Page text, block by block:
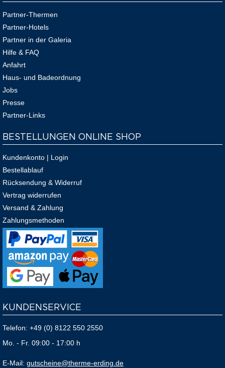
Partner-Thermen
Partner-Hotels
Partner in der Galeria
Hilfe & FAQ
Anfahrt
Haus- und Badeordnung
Jobs
Presse
Partner-Links
BESTELLUNGEN ONLINE SHOP
Kundenkonto | Login
Bestellablauf
Rücksendung & Widerruf
Vertrag widerrufen
Versand & Zahlung
Zahlungsmethoden
KUNDENSERVICE
Telefon: +49 (0) 8122 550 2550
Mo. - Fr. 09:00 - 17:00 h
E-Mail: gutscheine@therme-erding.de